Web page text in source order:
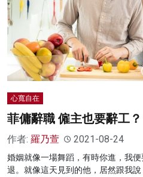
心寬自在
菲傭辭職 僱主也要辭工？
作者: 羅乃萱 2021-08-24
婚姻就像一場舞蹈，有時你進，我
退。就像這天見到的他，居然跟我